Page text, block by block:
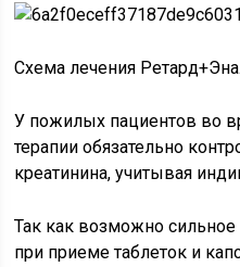
Схема лечения
У пожилых пациентов во
терапии обязательно
креатинина, учитывая
Так как возможно
при приеме таблеток и